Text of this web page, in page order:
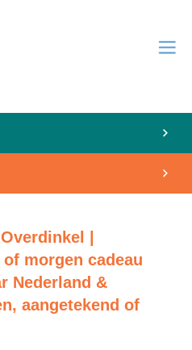
|
morgen cadeau
Nederland &
aangetekend of